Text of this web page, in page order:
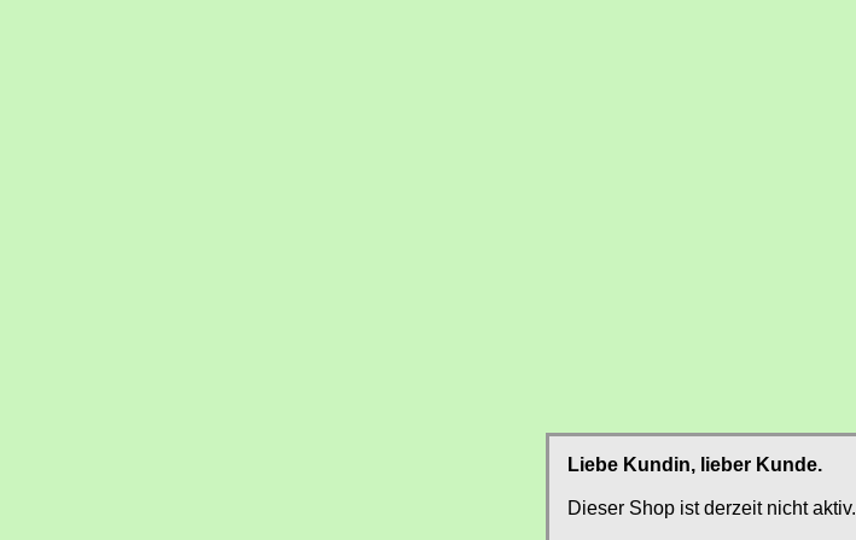
Liebe Kundin, lieber Kunde.
Dieser Shop ist derzeit nicht aktiv.